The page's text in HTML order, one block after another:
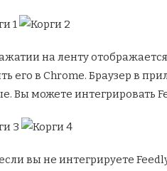
на ленту
его в Chrome. Браузер в
Вы можете интегрировать
вы не интегрируете